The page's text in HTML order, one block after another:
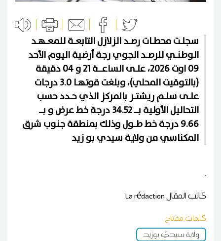
سجلـت محطـات رصـد الزلازل التابعـة للمعـهـد
الوطنـي للرصـد الجوي رجة أرضية اليوم الأحد
09 اوت 2026، علـى الساعــة 21 و 04 دقيقة
(بالتوقيت المحلي)، وبلغت قوتهـا 3.0 درجات
علـى سلـم ريشتـر بالمركز الذي حـدد حسب
التحاليل الأولية بــ 34.52 درجة خط عرض و بــ
9.66 درجة خط طـول وذلك بمنطقة جنوب شرق
المكناسي من ولاية سيدي بو زيد
.
كاتب المقالLa rédaction
كلمات مفتاح
ولاية سيدي بوزيد